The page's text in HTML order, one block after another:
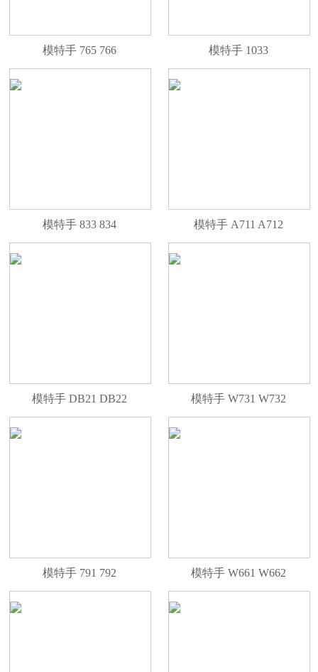
模特手 765 766 模特手 1033
模特手 833 834 模特手 A711 A712
模特手 DB21 DB22 模特手 W731 W732
模特手 791 792 模特手 W661 W662